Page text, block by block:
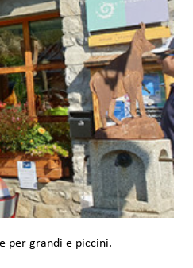
per grandi e piccini.